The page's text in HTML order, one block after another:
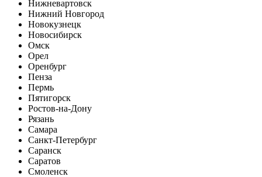
Нижневартовск
Нижний Новгород
Новокузнецк
Новосибирск
Омск
Орел
Оренбург
Пенза
Пермь
Пятигорск
Ростов-на-Дону
Рязань
Самара
Санкт-Петербург
Саранск
Саратов
Смоленск